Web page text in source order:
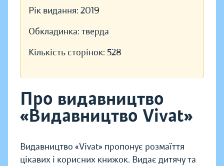
Рік видання: 2019
Обкладинка: тверда
Кількість сторінок: 528
Про видавництво
«Видавництво Vivat»
Видавництво «Vivat» пропонує розмаїття
цікавих і корисних книжок. Видає дитячу та